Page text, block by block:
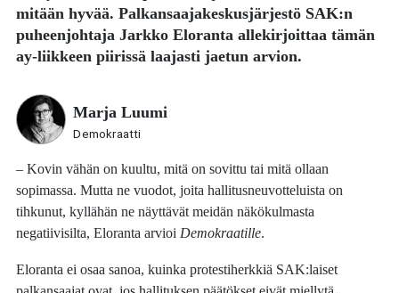
mitään hyvää. Palkansaajakeskusjärjestö SAK:n
puheenjohtaja Jarkko Eloranta allekirjoittaa tämän
ay-liikkeen piirissä laajasti jaetun arvion.
Marja Luumi
Demokraatti
– Kovin vähän on kuultu, mitä on sovittu tai mitä ollaan
sopimassa. Mutta ne vuodot, joita hallitusneuvotteluista on
tihkunut, kyllähän ne näyttävät meidän näkökulmasta
negatiivisilta, Eloranta arvioiDemokraatille.
Eloranta ei osaa sanoa, kuinka protestiherkkiä SAK:laiset